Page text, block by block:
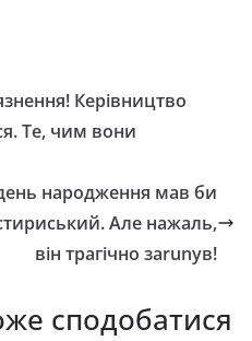
Керівництво
Те, чим вони
народження мав би
Але нажаль,
він трагічно заrunув!
сподобатися